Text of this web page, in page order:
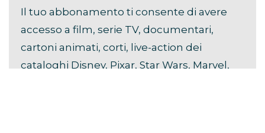
Il tuo abbonamento ti consente di avere
accesso a film, serie TV, documentari,
cartoni animati, corti, live-action dei
cataloghi Disney, Pixar, Star Wars, Marvel,